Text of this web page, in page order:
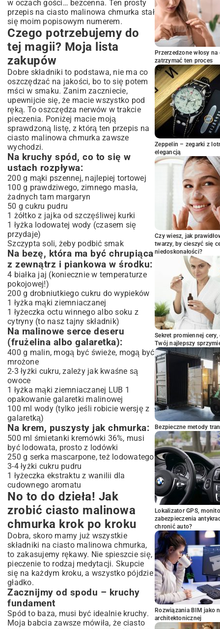
w oczach gości… bezcenna. Ten prosty
przepis na ciasto malinowa chmurka stał
się moim popisowym numerem.
Czego potrzebujemy do
tej magii? Moja lista
zakupów
Dobre składniki to podstawa, nie ma co
oszczędzać na jakości, bo to się potem
mści w smaku. Zanim zaczniecie,
upewnijcie się, że macie wszystko pod
ręką. To oszczędza nerwów w trakcie
pieczenia. Poniżej macie moją
sprawdzoną listę, z którą ten przepis na
ciasto malinowa chmurka zawsze
wychodzi.
Na kruchy spód, co to się w
ustach rozpływa:
200 g mąki pszennej, najlepiej tortowej
100 g prawdziwego, zimnego masła,
żadnych tam margaryn
50 g cukru pudru
1 żółtko z jajka od szczęśliwej kurki
1 łyżka lodowatej wody (czasem się
przydaje)
Szczypta soli, żeby podbić smak
Na bezę, która ma być chrupiąca
z zewnątrz i piankowa w środku:
4 białka jaj (koniecznie w temperaturze
pokojowej!)
200 g drobniutkiego cukru do wypieków
1 łyżka mąki ziemniaczanej
1 łyżeczka octu winnego albo soku z
cytryny (to nasz tajny składnik)
Na malinowe serce deseru
(frużelina albo galaretka):
400 g malin, mogą być świeże, mogą być
mrożone
2-3 łyżki cukru, zależy jak kwaśne są
owoce
1 łyżka mąki ziemniaczanej LUB 1
opakowanie galaretki malinowej
100 ml wody (tylko jeśli robicie wersję z
galaretką)
Na krem, puszysty jak chmurka:
500 ml śmietanki kremówki 36%, musi
być lodowata, prosto z lodówki
250 g serka mascarpone, też lodowatego
3-4 łyżki cukru pudru
1 łyżeczka ekstraktu z wanilii dla
cudownego aromatu
No to do dzieła! Jak
zrobić ciasto malinowa
chmurka krok po kroku
Dobra, skoro mamy już wszystkie
składniki na ciasto malinowa chmurka,
to zakasujemy rękawy. Nie spieszcie się,
pieczenie to rodzaj medytacji. Skupcie
się na każdym kroku, a wszystko pójdzie
gładko.
Zacznijmy od spodu – kruchy
fundament
Spód to baza, musi być idealnie kruchy.
Moja babcia zawsze mówiła, że ciasto
Przerzedzone włosy
zatrzymać ten proces
Zeppelin – zegarki z
elegancją
Czy wiesz, jak
twarzy, by cieszyć się
niedoskonałości?
Sekret promiennej
Twój najlepszy
Bezpieczne metody
Lokalizator GPS,
zabezpieczenia
chronić auto?
Rozwiązania BIM jako
architektonicznej